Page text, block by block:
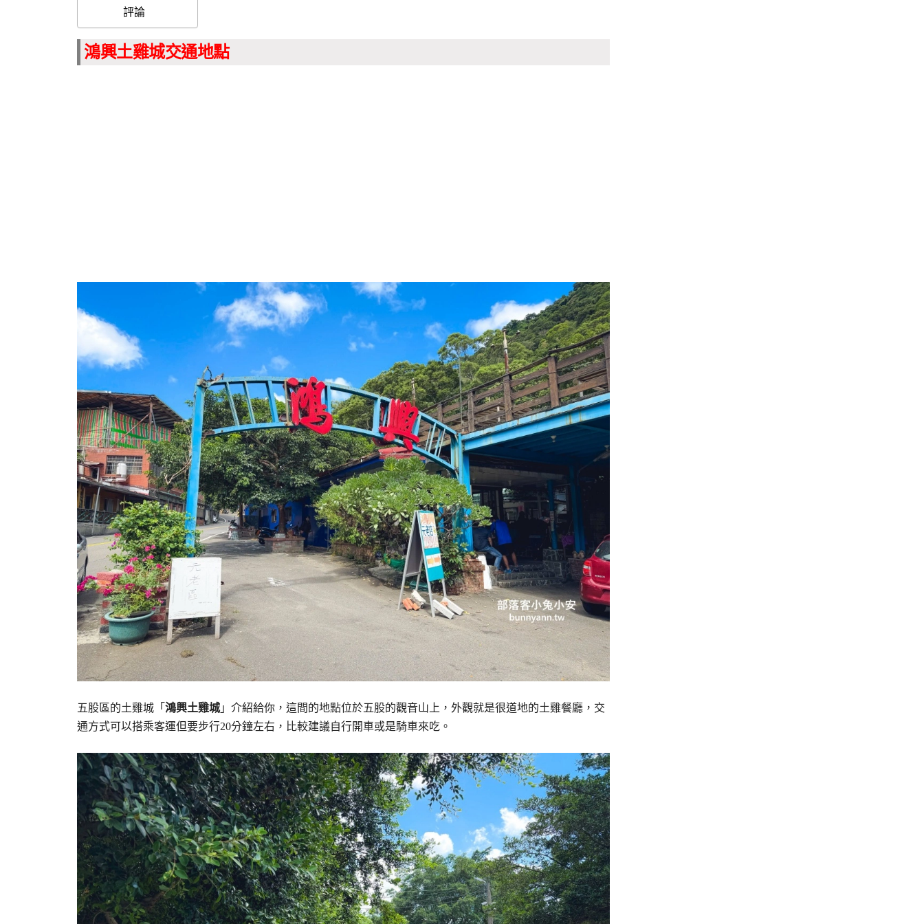
評論
鴻興土雞城交通地點
五股區的土雞城「 鴻興土雞城」介紹給你，這間的地點位於五股的觀音山上，外觀就是很道地的土雞餐廳，交
通方式可以搭乘客運但要步行20分鐘左右，比較建議自行開車或是騎車來吃。